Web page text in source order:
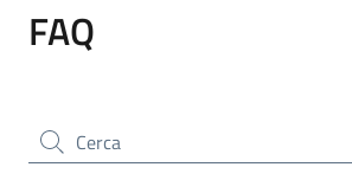
FAQ
Cerca nel sito